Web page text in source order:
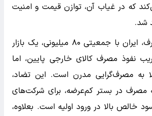
که در غیاب آن، توازن قیمت و امنیت
شد.
در بُعد بازار و مصرف، ایران با جمعیتی ۸۰ میلیونی، یک بازار
نفوذ مصرف کالای خارجی پایین، اما
به مصرف‌گرایی مدرن است. این تضاد،
مصرف در بستر کم‌عرضه، برای شرکت‌های
خالص بالا در ورود اولیه است. بعلاوه،